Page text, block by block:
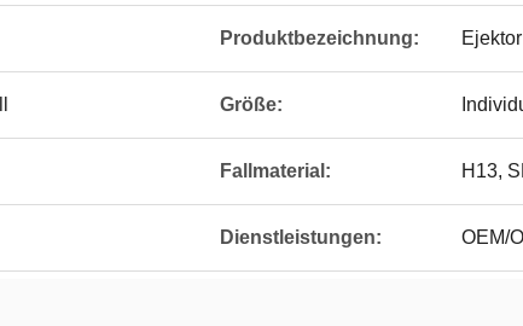
Produktbezeichnung:
Größe:
Fallmaterial: H13,
Dienstleistungen: OEM/